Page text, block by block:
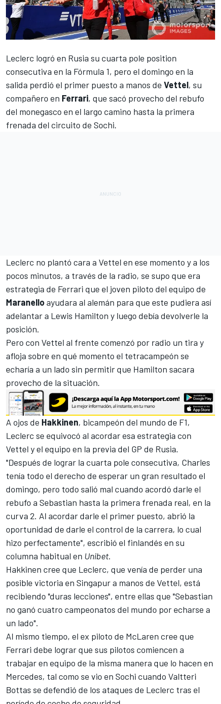
Leclerc logró en Rusia su cuarta pole position
consecutiva en la Fórmula 1, pero el domingo en la
salida perdió el primer puesto a manos de Vettel, su
compañero en Ferrari, que sacó provecho del rebufo
del monegasco en el largo camino hasta la primera
frenada del circuito de Sochi.
Leclerc no plantó cara a Vettel en ese momento y a los
pocos minutos, a través de la radio, se supo que era
estrategia de Ferrari que el joven piloto del equipo de
Maranelloayudara al alemán para que este pudiera así
adelantar a Lewis Hamilton y luego debía devolverle la
posición.
Pero con Vettel al frente comenzó por radio un tira y
afloja sobre en qué momento el tetracampeón se
echaría a un lado sin permitir que Hamilton sacara
provecho de la situación.
A ojos de Hakkinen, bicampeón del mundo de F1,
Leclerc se equivocó al acordar esa estrategia con
Vettel y el equipo en la previa del GP de Rusia.
"Después de lograr la cuarta pole consecutiva, Charles
tenía todo el derecho de esperar un gran resultado el
domingo, pero todo salió mal cuando acordó darle el
rebufo a Sebastian hasta la primera frenada real, en la
curva 2. Al acordar darle el primer puesto, abrió la
oportunidad de darle el control de la carrera, lo cual
hizo perfectamente", escribió el finlandés en su
columna habitual en Unibet.
Hakkinen cree que Leclerc, que venía de perder una
posible victoria en Singapur a manos de Vettel, está
recibiendo "duras lecciones", entre ellas que "Sebastian
no ganó cuatro campeonatos del mundo por echarse a
un lado".
Al mismo tiempo, el ex piloto de McLaren cree que
Ferrari debe lograr que sus pilotos comiencen a
trabajar en equipo de la misma manera que lo hacen en
Mercedes, tal como se vio en Sochi cuando Valtteri
Bottas se defendió de los ataques de Leclerc tras el